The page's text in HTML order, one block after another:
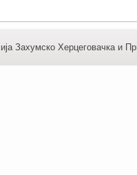
Захумско Херцеговачка и